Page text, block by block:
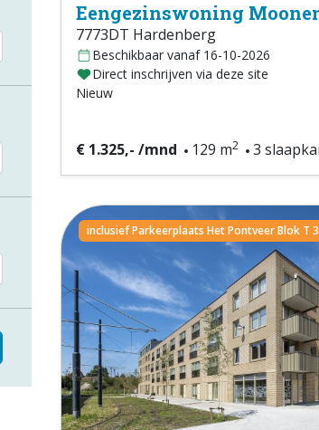
Eengezinswoning
7773DT Hardenberg
Beschikbaar vanaf 16-10-2026
Direct inschrijven via deze site
Nieuw
€ 1.325,- /mnd 129 m2 3
inclusief Parkeerplaats Het Pontveer Blok T